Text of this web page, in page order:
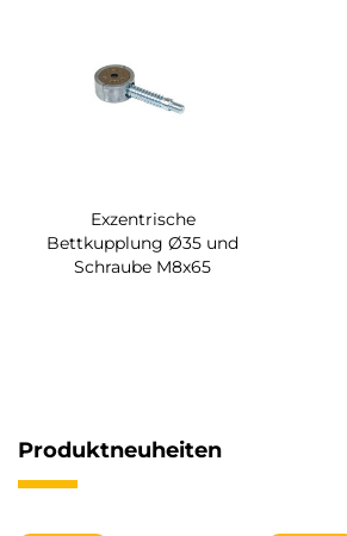
Exzentrische
Bettkupplung Ø35 und
Schraube M8x65
Produktneuheiten